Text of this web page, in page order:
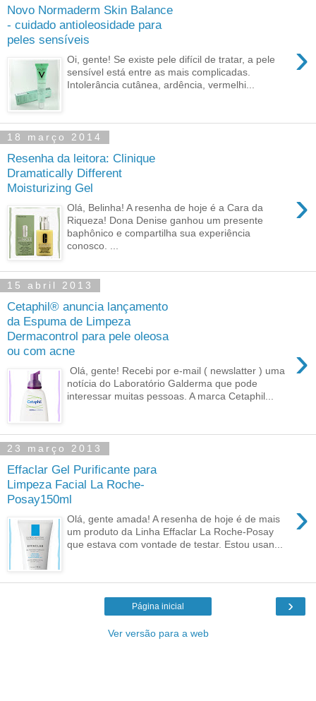
Novo Normaderm Skin Balance
- cuidado antioleosidade para
peles sensíveis
›
Oi, gente! Se existe pele difícil de tratar, a pele
sensível está entre as mais complicadas.
Intolerância cutânea, ardência, vermelhi...
18 março 2014
Resenha da leitora: Clinique
Dramatically Different
Moisturizing Gel
›
Olá, Belinha! A resenha de hoje é a Cara da
Riqueza! Dona Denise ganhou um presente
baphônico e compartilha sua experiência
conosco. ...
15 abril 2013
Cetaphil® anuncia lançamento
da Espuma de Limpeza
Dermacontrol para pele oleosa
ou com acne
›
Olá, gente! Recebi por e-mail ( newslatter ) uma
notícia do Laboratório Galderma que pode
interessar muitas pessoas. A marca Cetaphil...
23 março 2013
Effaclar Gel Purificante para
Limpeza Facial La Roche-
Posay150ml
›
Olá, gente amada! A resenha de hoje é de mais
um produto da Linha Effaclar La Roche-Posay
que estava com vontade de testar. Estou usan...
›
Página inicial
Ver versão para a web